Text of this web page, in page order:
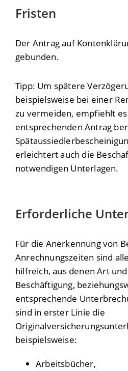
Fristen
Der Antrag auf
gebunden.
Tipp: Um spätere
beispielsweise bei einer
zu vermeiden, empfiehlt es
entsprechenden Antrag
erleichtert auch die
notwendigen Unterlagen.
Erforderliche
Für die Anerkennung von
Anrechnungszeiten sind
hilfreich, aus denen Art
Beschäftigung,
entsprechende
sind in erster Linie die
beispielsweise:
Arbeitsbücher,